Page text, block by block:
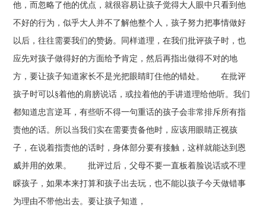
他，而忽略了他的优点，就很容易让孩子觉得大人眼中只看到他
不好的行为，似乎大人并不了解他整个人，孩子努力把事情做好
以后，往往需要我们的赞扬。同样道理，在我们批评孩子时，也
应先对孩子做得好的方面给予肯定，然后再指出做得不对的地
方，要让孩子知道家长不是光把眼睛盯住他的错处。 在批评
孩子时可以§着他的肩膀说话，或拉着他的手讲道理给他听。我们
都知道忠言逆耳，有些听不得一句重话的孩子会非常排斥所有指
责他的话。所以当我们实在需要责备他时，应该用眼睛正视孩
子，在说着指责他的话时，身体部分要有接触，这样就能达到恩
威并用的效果。 批评过后，父母不要一直板着脸说话或不理
睬孩子，如果本来打算和孩子出去玩，也不能以孩子今天做错事
为理由不带他出去。要让孩子知道，